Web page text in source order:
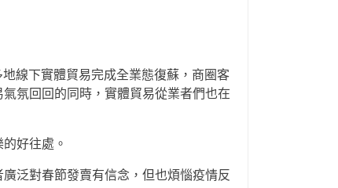
線下實體貿易完成全業態復蘇，商圈客
氛回回的同時，實體貿易從業者們也在
好往處。
泛對春節發賣有信念，但也煩惱疫情反